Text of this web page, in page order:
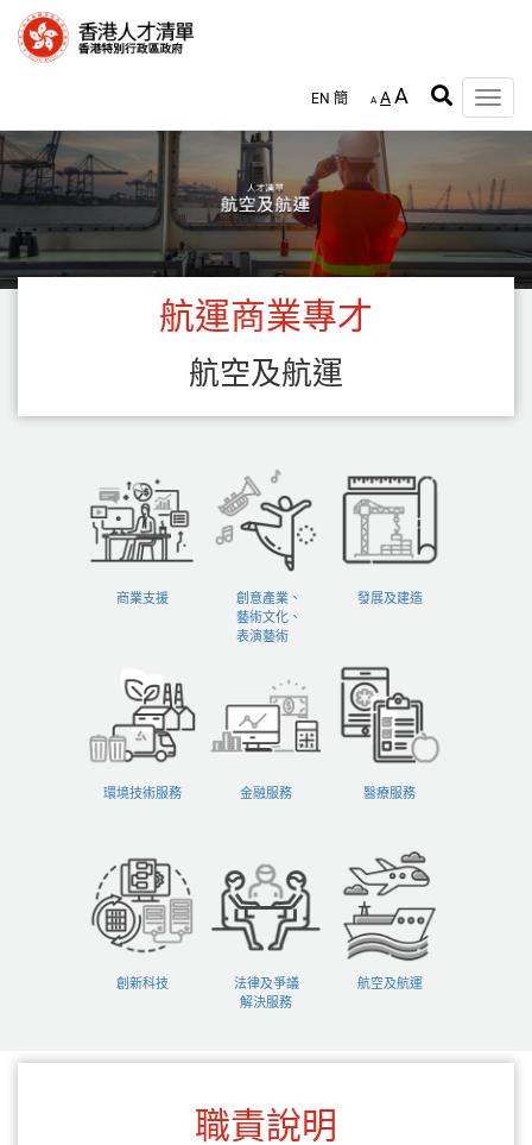
EN 簡 A AA
Toggle
航運商業專才
航空及航運
商業支援
創意產業、
藝術文化、
表演藝術
發展及建造
環境技術服務 金融服務 醫療服務
創新科技
法律及爭議
解決服務
航空及航運
職責說明